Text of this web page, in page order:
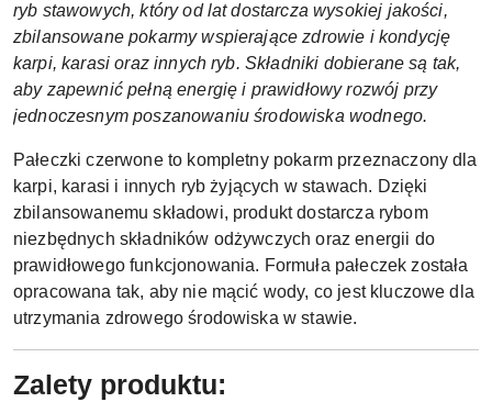
ryb stawowych, który od lat dostarcza wysokiej jakości,
zbilansowane pokarmy wspierające zdrowie i kondycję
karpi, karasi oraz innych ryb. Składniki dobierane są tak,
aby zapewnić pełną energię i prawidłowy rozwój przy
jednoczesnym poszanowaniu środowiska wodnego.
Pałeczki czerwone to kompletny pokarm przeznaczony dla
karpi, karasi i innych ryb żyjących w stawach. Dzięki
zbilansowanemu składowi, produkt dostarcza rybom
niezbędnych składników odżywczych oraz energii do
prawidłowego funkcjonowania. Formuła pałeczek została
opracowana tak, aby nie mącić wody, co jest kluczowe dla
utrzymania zdrowego środowiska w stawie.
Zalety produktu: